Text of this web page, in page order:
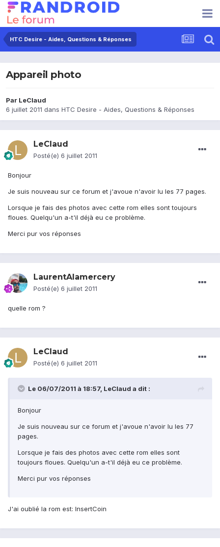
HTC Desire - Aides, Questions & Réponses
Appareil photo
Par LeClaud
6 juillet 2011 dans HTC Desire - Aides, Questions & Réponses
LeClaud
Posté(e) 6 juillet 2011
Bonjour
Je suis nouveau sur ce forum et j'avoue n'avoir lu les 77 pages.
Lorsque je fais des photos avec cette rom elles sont toujours
floues. Quelqu'un a-t'il déjà eu ce problème.
Merci pur vos réponses
LaurentAlamercery
Posté(e) 6 juillet 2011
quelle rom ?
LeClaud
Posté(e) 6 juillet 2011
Le 06/07/2011 à 18:57, LeClaud a dit :
Bonjour
Je suis nouveau sur ce forum et j'avoue n'avoir lu les 77
pages.
Lorsque je fais des photos avec cette rom elles sont
toujours floues. Quelqu'un a-t'il déjà eu ce problème.
Merci pur vos réponses
J'ai oublié la rom est: InsertCoin